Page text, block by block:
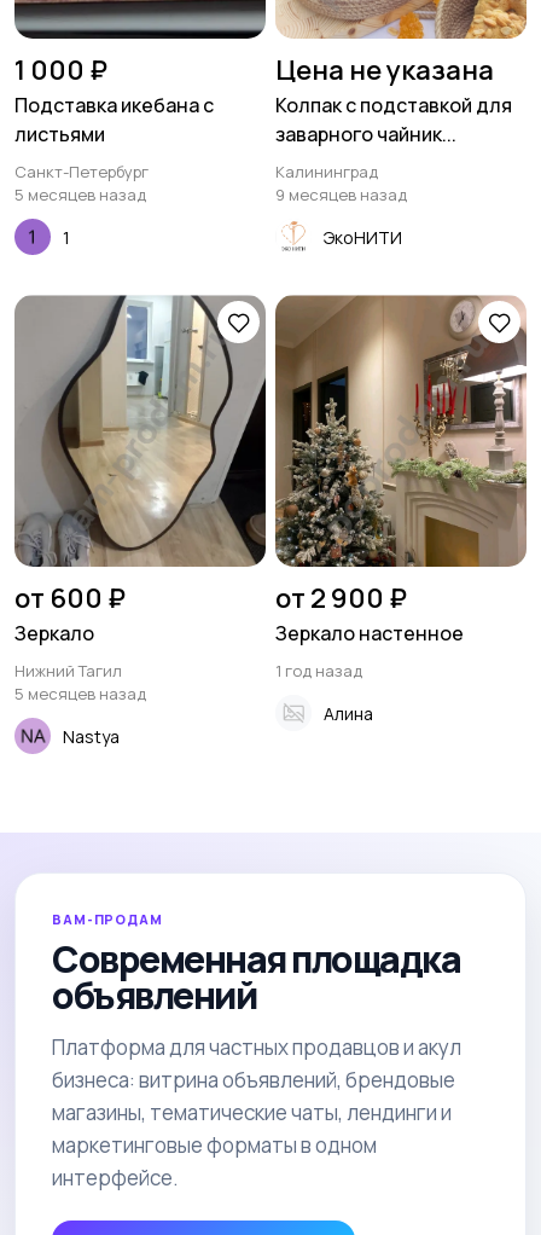
1 000 ₽
Подставка икебана с
листьями
Санкт-Петербург
5 месяцев назад
1
Цена не указана
Колпак с подставкой для
заварного чайник...
Калининград
9 месяцев назад
ЭкоНИТИ
от 600 ₽
Зеркало
Нижний Тагил
5 месяцев назад
Nastya
от 2 900 ₽
Зеркало настенное
1 год назад
Алина
ВАМ-ПРОДАМ
Современная площадка
объявлений
Платформа для частных продавцов и акул
бизнеса: витрина объявлений, брендовые
магазины, тематические чаты, лендинги и
маркетинговые форматы в одном
интерфейсе.